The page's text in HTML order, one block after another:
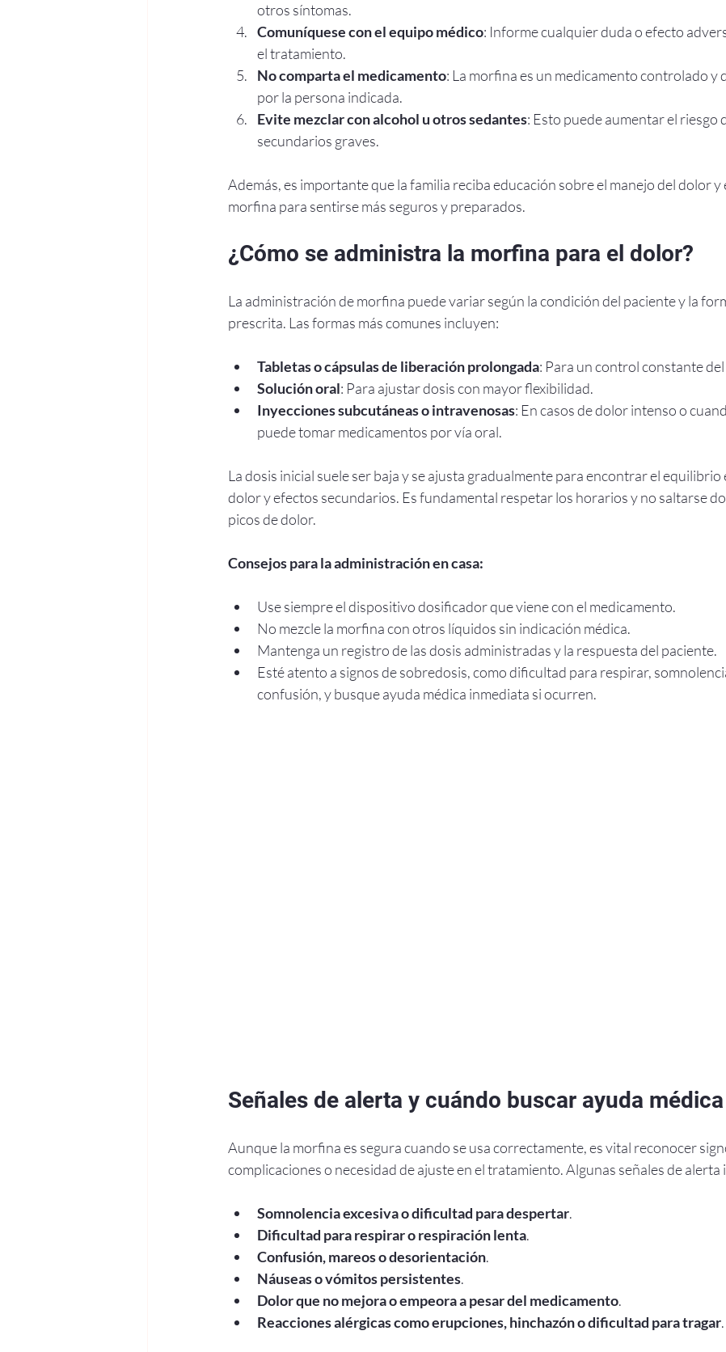
otros síntomas.
Comuníquese con el equipo médico: Informe cualquier duda o efecto
el tratamiento.
No comparta el medicamento: La morfina es un medicamento controlado y
por la persona indicada.
Evite mezclar con alcohol u otros sedantes: Esto puede aumentar el riesgo
secundarios graves.
Además, es importante que la familia reciba educación sobre el manejo del dolor y
morfina para sentirse más seguros y preparados.
¿Cómo se administra la morfina para el dolor?
La administración de morfina puede variar según la condición del paciente y la
prescrita. Las formas más comunes incluyen:
Tabletas o cápsulas de liberación prolongada: Para un control constante
Solución oral: Para ajustar dosis con mayor flexibilidad.
Inyecciones subcutáneas o intravenosas: En casos de dolor intenso o
puede tomar medicamentos por vía oral.
La dosis inicial suele ser baja y se ajusta gradualmente para encontrar el
dolor y efectos secundarios. Es fundamental respetar los horarios y no saltarse
picos de dolor.
Consejos para la administración en casa:
Use siempre el dispositivo dosificador que viene con el medicamento.
No mezcle la morfina con otros líquidos sin indicación médica.
Mantenga un registro de las dosis administradas y la respuesta del paciente.
Esté atento a signos de sobredosis, como dificultad para respirar,
confusión, y busque ayuda médica inmediata si ocurren.
Señales de alerta y cuándo buscar ayuda médica
Aunque la morfina es segura cuando se usa correctamente, es vital reconocer
complicaciones o necesidad de ajuste en el tratamiento. Algunas señales de alerta
Somnolencia excesiva o dificultad para despertar.
Dificultad para respirar o respiración lenta.
Confusión, mareos o desorientación.
Náuseas o vómitos persistentes.
Dolor que no mejora o empeora a pesar del medicamento.
Reacciones alérgicas como erupciones, hinchazón o dificultad para tragar.